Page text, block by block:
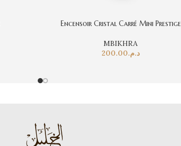
Encensoir Cristal Carré Mini Prestige
MBIKHRA
د.م.200.00